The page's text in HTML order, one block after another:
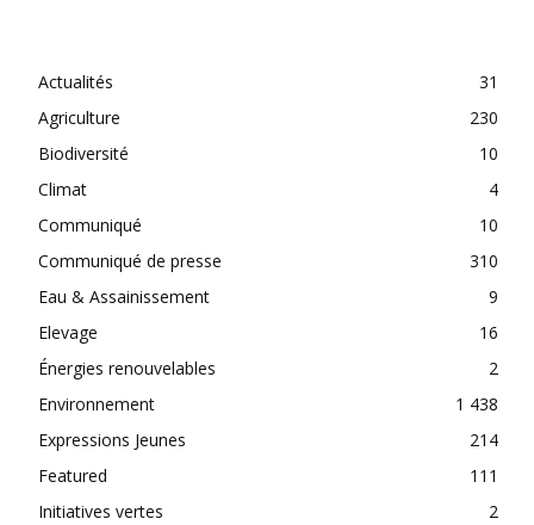
Actualités
31
Agriculture
230
Biodiversité
10
Climat
4
Communiqué
10
Communiqué de presse
310
Eau & Assainissement
9
Elevage
16
Énergies renouvelables
2
Environnement
1 438
Expressions Jeunes
214
Featured
111
Initiatives vertes
2